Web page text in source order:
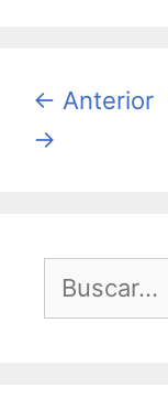
← Anterior
→